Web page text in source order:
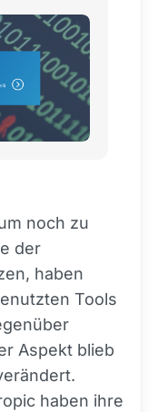
noch zu
der
haben
Tools
Aspekt blieb
haben ihre